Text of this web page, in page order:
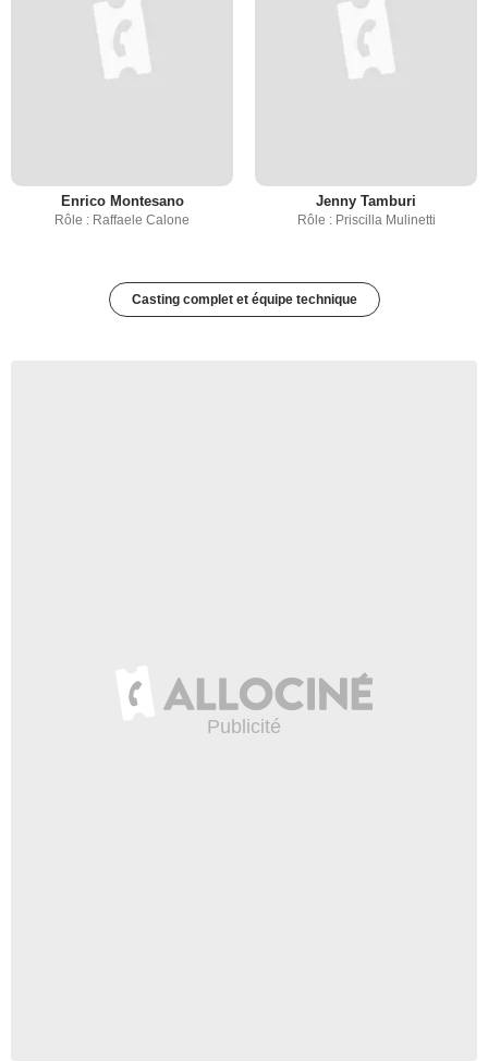
Enrico Montesano
Rôle : Raffaele Calone
Jenny Tamburi
Rôle : Priscilla Mulinetti
Casting complet et équipe technique